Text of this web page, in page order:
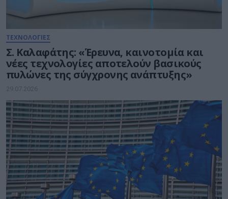
ΤΕΧΝΟΛΟΓΙΕΣ
Σ. Καλαφάτης: «Έρευνα, καινοτομία και
νέες τεχνολογίες αποτελούν βασικούς
πυλώνες της σύγχρονης ανάπτυξης»
29.07.2026